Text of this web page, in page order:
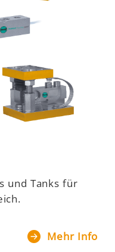
und Tanks für
Mehr Info